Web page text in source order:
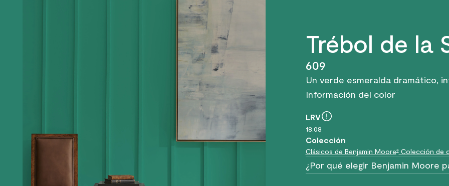
Trébol de la
609
Un verde esmeralda dramático,
Información del color
LRV
18.08
Colección
Clásicos de Benjamin Moore®Colección de
¿Por qué elegir Benjamin Moore